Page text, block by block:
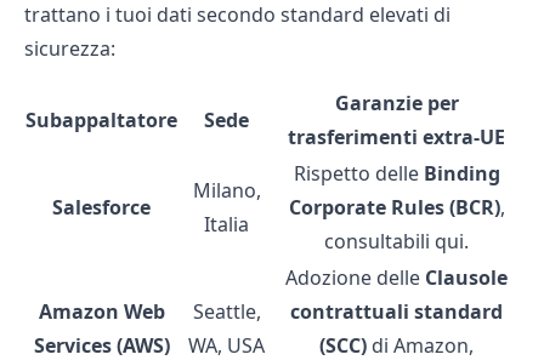
trattano i tuoi dati secondo standard elevati di
sicurezza:
Subappaltatore Sede
Garanzie per
trasferimenti extra-UE
Salesforce
Milano,
Italia
Rispetto delle Binding
Corporate Rules (BCR),
consultabili qui.
Amazon Web
Services (AWS)
Seattle,
WA, USA
Adozione delle Clausole
contrattuali standard
(SCC) di Amazon,